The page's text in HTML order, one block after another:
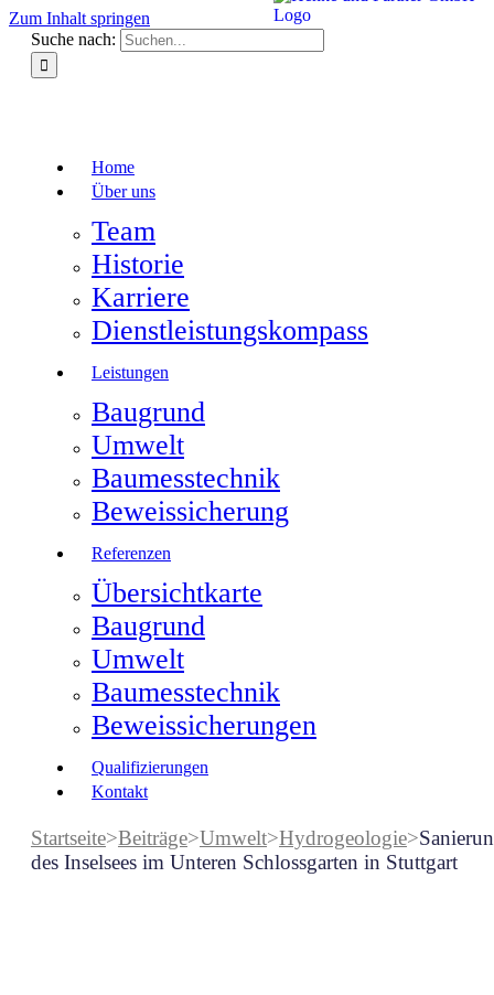
Zum Inhalt springen
Suche nach:
Home
Über uns
Team
Historie
Karriere
Dienstleistungskompass
Leistungen
Baugrund
Umwelt
Baumesstechnik
Beweissicherung
Referenzen
Übersichtkarte
Baugrund
Umwelt
Baumesstechnik
Beweissicherungen
Qualifizierungen
Kontakt
Startseite>Beiträge>Umwelt>Hydrogeologie>
des Inselsees im Unteren Schlossgarten in Stuttgart